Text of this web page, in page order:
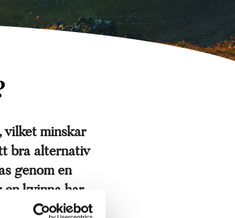
vilket minskar
bra alternativ
genom en
kvinna har
av en